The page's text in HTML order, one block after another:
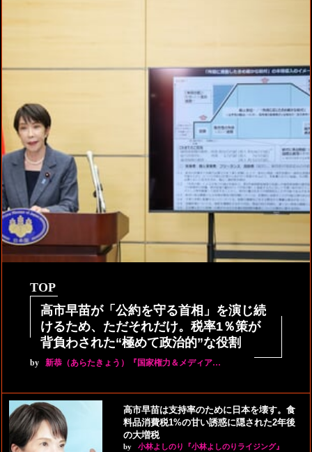
TOP
高市早苗が「公約を守る首相」を演じ続
けるため、ただそれだけ。税率1％策が
背負わされた“極めて政治的”な役割
by 新恭（あらたきょう）『国家権力＆メディア…
高市早苗は支持率のために日本を壊す。食
料品消費税1%の甘い誘惑に隠された2年後
の大増税
by 小林よしのり『小林よしのりライジング』